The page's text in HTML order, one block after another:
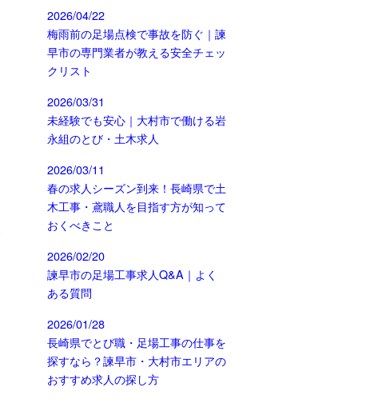
2026/04/22
梅雨前の足場点検で事故を防ぐ｜諫
早市の専門業者が教える安全チェッ
クリスト
2026/03/31
未経験でも安心｜大村市で働ける岩
永組のとび・土木求人
2026/03/11
春の求人シーズン到来！長崎県で土
木工事・鳶職人を目指す方が知って
おくべきこと
2026/02/20
諫早市の足場工事求人Q&A｜よく
ある質問
2026/01/28
長崎県でとび職・足場工事の仕事を
探すなら？諫早市・大村市エリアの
おすすめ求人の探し方